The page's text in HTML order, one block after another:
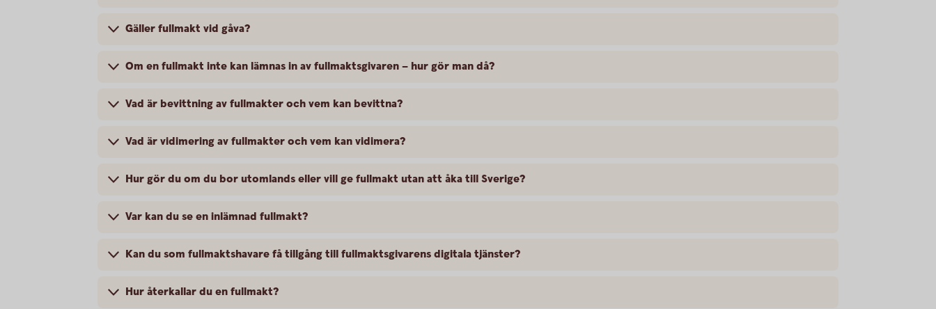
Gäller fullmakt vid gåva?
Om en fullmakt inte kan lämnas in av fullmaktsgivaren – hur gör man då?
Vad är bevittning av fullmakter och vem kan bevittna?
Vad är vidimering av fullmakter och vem kan vidimera?
Hur gör du om du bor utomlands eller vill ge fullmakt utan att åka till Sverige?
Var kan du se en inlämnad fullmakt?
Kan du som fullmaktshavare få tillgång till fullmaktsgivarens digitala tjänster?
Hur återkallar du en fullmakt?